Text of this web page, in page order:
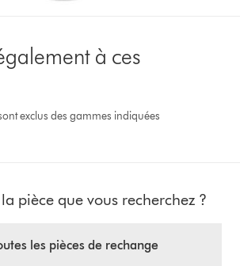
à ces
exclus des gammes indiquées
la pièce que vous recherchez ?
les pièces de rechange